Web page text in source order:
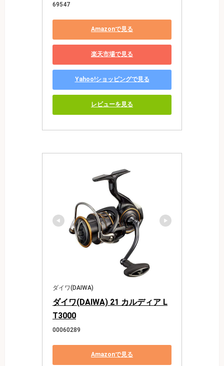
69547
Amazonで見る
楽天市場で見る
Yahoo!ショッピングで見る
レビューを見る
ダイワ(DAIWA)
ダイワ(DAIWA) 21 カルディア L
T3000
00060289
Amazonで見る